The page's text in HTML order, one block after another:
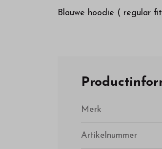
Blauwe hoodie ( regular
Merk
Artikelnummer